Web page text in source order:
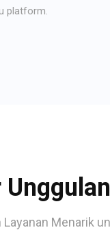
platform.
Menarik